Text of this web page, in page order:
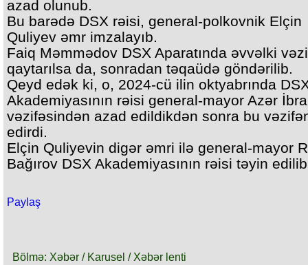
azad olunub.
Bu barədə DSX rəisi, general-polkovnik Elçin
Quliyev əmr imzalayıb.
Faiq Məmmədov DSX Aparatında əvvəlki
qaytarılsa da, sonradan təqaüdə göndərilib.
Qeyd edək ki, o, 2024-cü ilin oktyabrında
Akademiyasının rəisi general-mayor Azər
vəzifəsindən azad edildikdən sonra bu
edirdi.
Elçin Quliyevin digər əmri ilə general-mayor
Bağırov DSX Akademiyasının rəisi təyin
Paylaş
Bölmə: Xəbər / Karusel / Xəbər lenti